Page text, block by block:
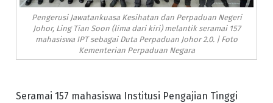
Pengerusi Jawatankuasa Kesihatan dan Perpaduan Negeri
Johor, Ling Tian Soon (lima dari kiri) melantik seramai 157
mahasiswa IPT sebagai Duta Perpaduan Johor 2.0. | Foto
Kementerian Perpaduan Negara
Seramai 157 mahasiswa Institusi Pengajian Tinggi